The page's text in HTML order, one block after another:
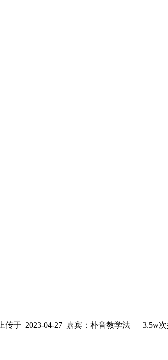
上传于 2023-04-27 嘉宾：朴音教学法 | 3.5w